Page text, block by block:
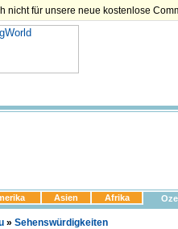
nicht für unsere neue kostenlose
Asien Afrika
» Sehenswürdigkeiten